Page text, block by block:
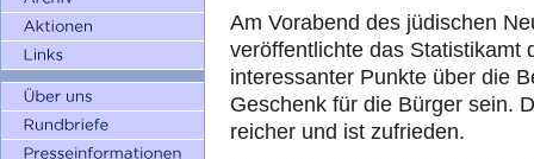
Am Vorabend des jüdischen
veröffentlichte das Statistikamt
interessanter Punkte über die
Geschenk für die Bürger sein.
reicher und ist zufrieden.